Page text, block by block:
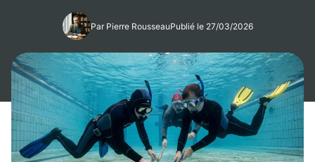
Par Pierre RousseauPublié le 27/03/2026